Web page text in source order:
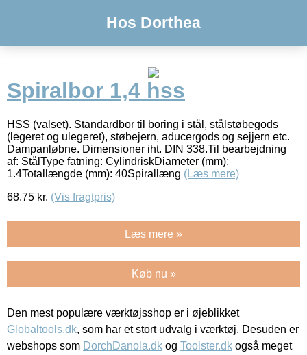
Hos Dorthea
Spiralbor 1,4 hss
HSS (valset). Standardbor til boring i stål, stålstøbegods
(legeret og ulegeret), støbejern, aducergods og sejjern etc.
Dampanløbne. Dimensioner iht. DIN 338.Til bearbejdning
af: StålType fatning: CylindriskDiameter (mm):
1.4Totallængde (mm): 40Spirallæng (Læs mere)
68.75 kr. (Vis fragtpris)
Læs mere »
Køb nu »
Den mest populære værktøjsshop er i øjeblikket
Globaltools.dk, som har et stort udvalg i værktøj. Desuden er
webshops som DorchDanola.dk og Toolster.dk også meget